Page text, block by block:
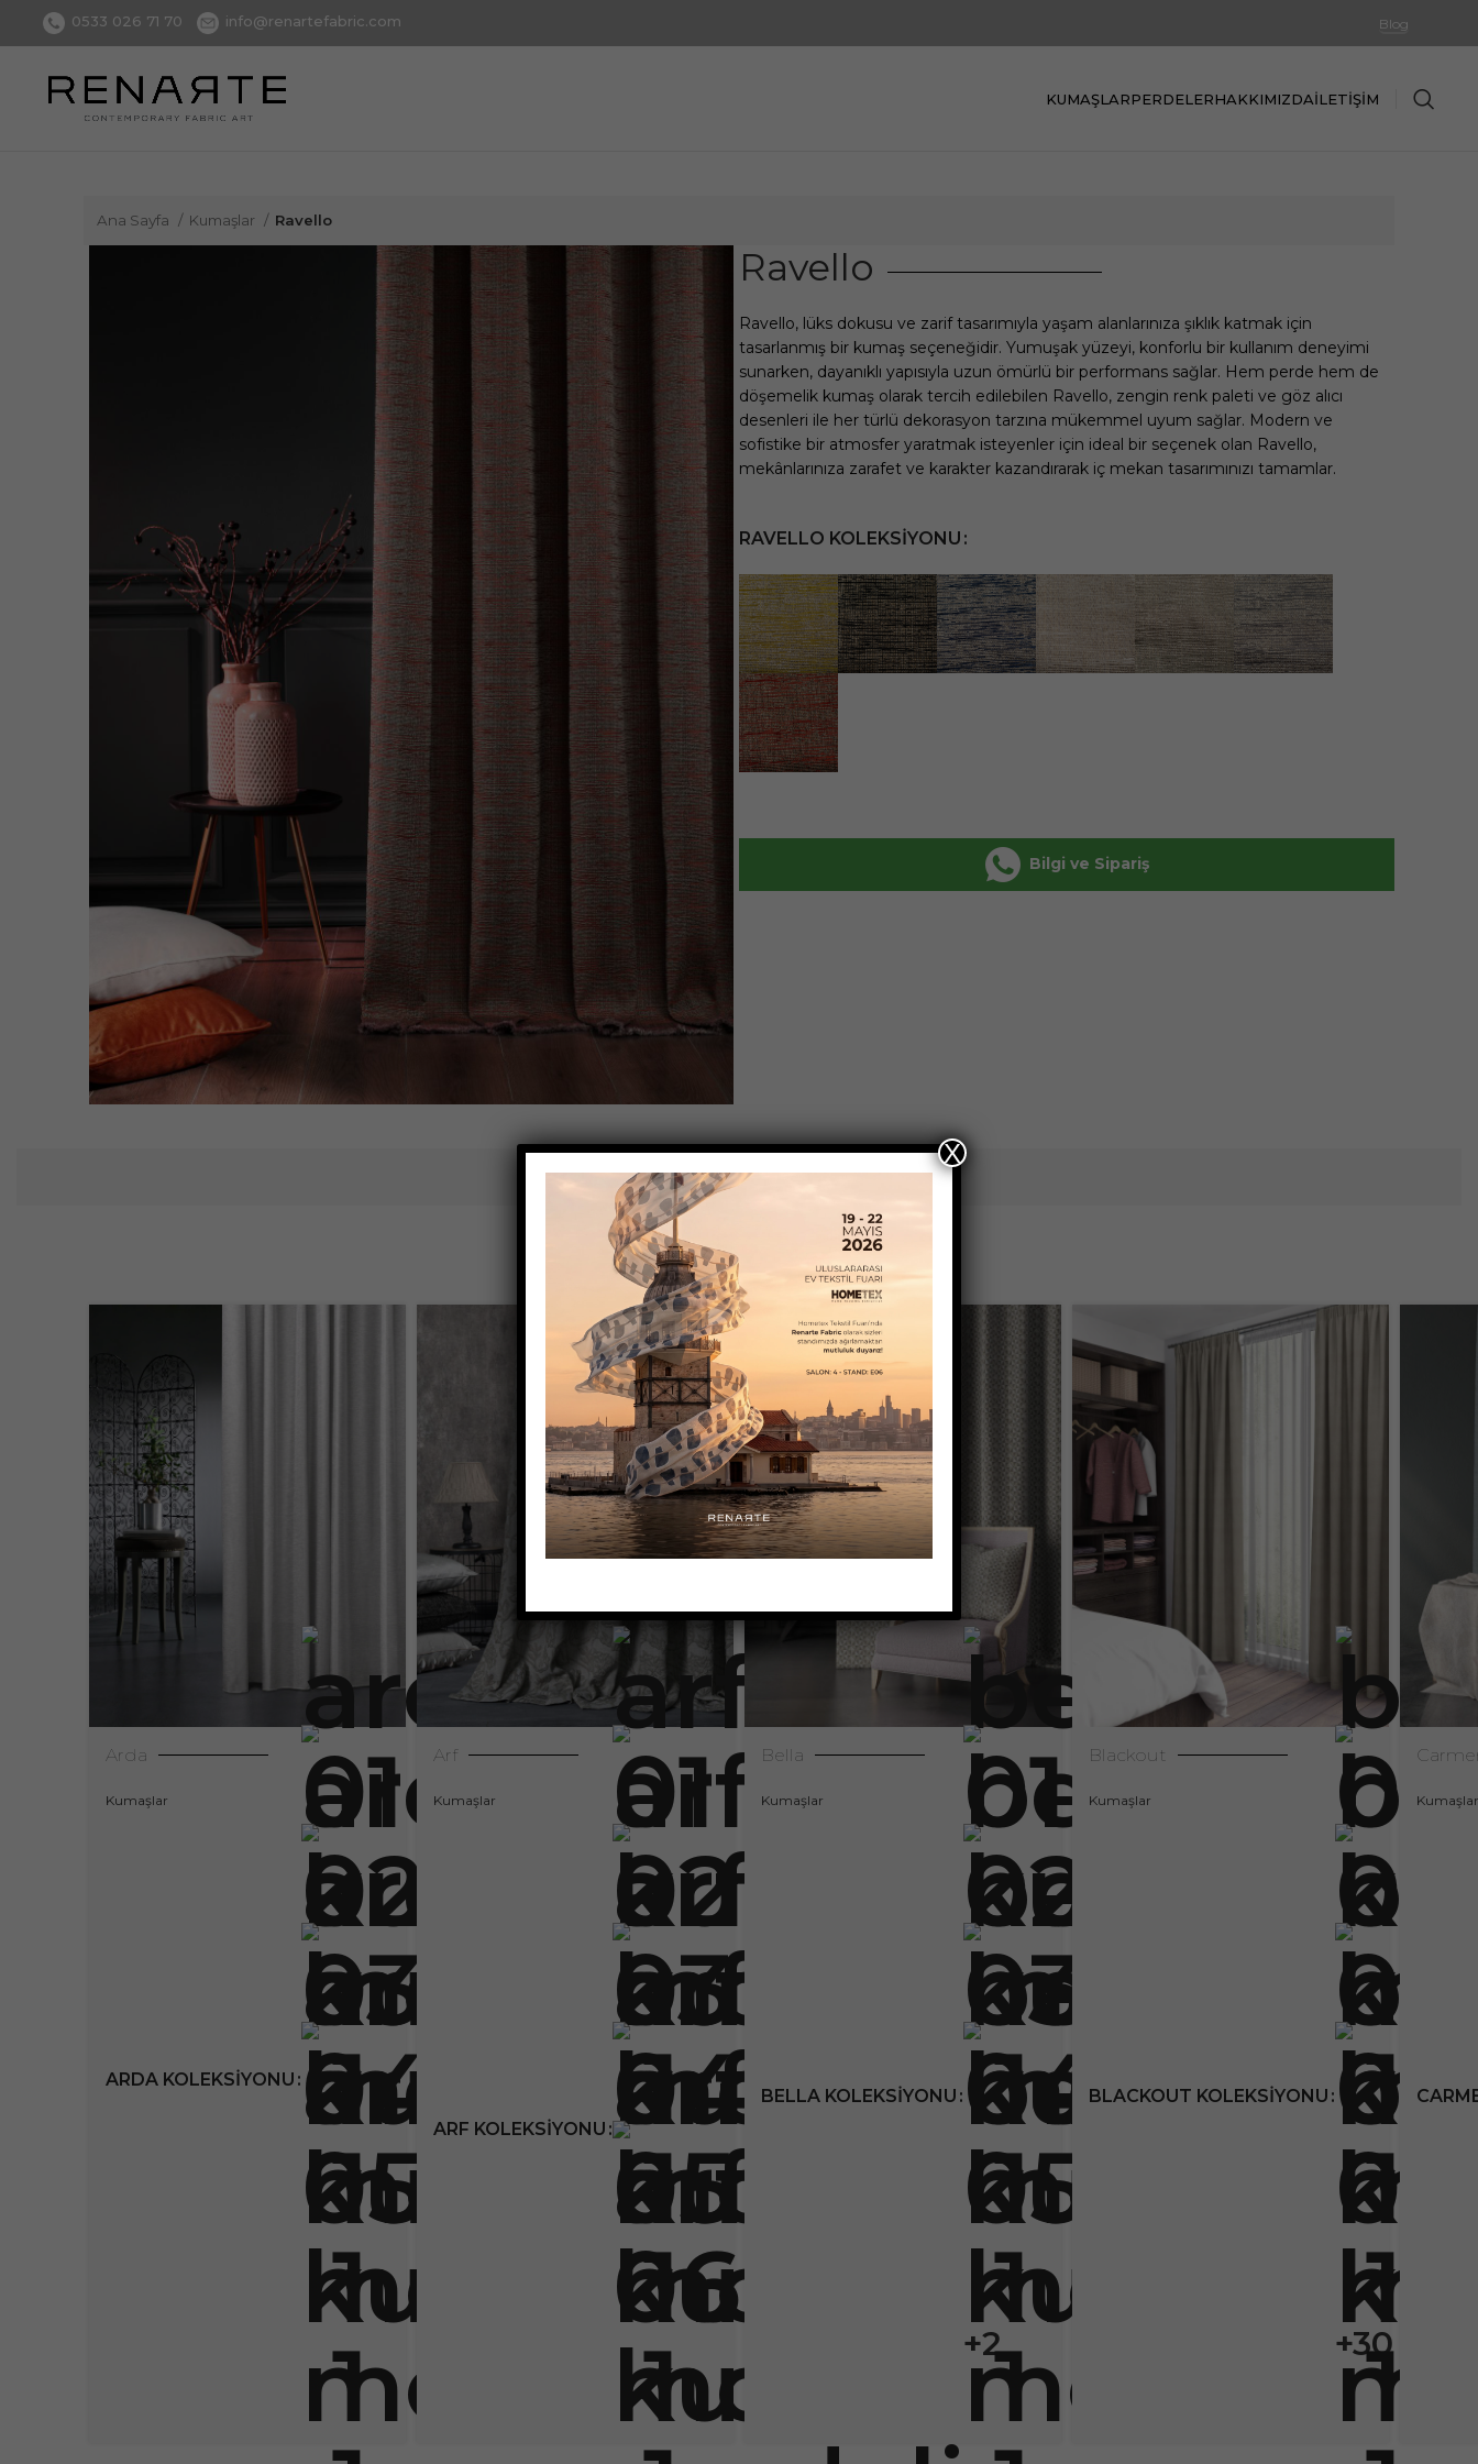
0533 026 71 70 info@renartefabric.com Blog
KUMAŞLARPERDELERHAKKIMIZDAİLETIŞIM
Ana Sayfa Kumaşlar Ravello
Ravello
Ravello, lüks dokusu ve zarif tasarımıyla yaşam alanlarınıza şıklık katmak için
tasarlanmış bir kumaş seçeneğidir. Yumuşak yüzeyi, konforlu bir kullanım deneyimi
sunarken, dayanıklı yapısıyla uzun ömürlü bir performans sağlar. Hem perde hem de
döşemelik kumaş olarak tercih edilebilen Ravello, zengin renk paleti ve göz alıcı
desenleri ile her türlü dekorasyon tarzına mükemmel uyum sağlar. Modern ve
sofistike bir atmosfer yaratmak isteyenler için ideal bir seçenek olan Ravello,
mekânlarınıza zarafet ve karakter kazandırarak iç mekan tasarımınızı tamamlar.
RAVELLO KOLEKSIYONU
Bilgi ve Sipariş
Stok kodu:Yok Kategoriler: Kumaşlar Takip Et:
İlgili Ürünler
Arda
Kumaşlar
ARDA KOLEKSIYONU
Arf
Kumaşlar
ARF KOLEKSIYONU
Bella
Kumaşlar
BELLA KOLEKSIYONU
+2
Blackout
Kumaşlar
BLACKOUT KOLEKSIYONU
+30
Kumaşlar
X